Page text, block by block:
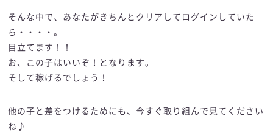
そんな中で、あなたがきちんとクリアしてログインしていた
ら・・・・。
目立てます！！
お、この子はいいぞ！となります。
そして稼げるでしょう！
他の子と差をつけるためにも、今すぐ取り組んで見てください
ね♪